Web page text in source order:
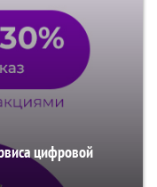
цифровой